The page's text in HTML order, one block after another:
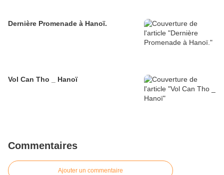
Dernière Promenade à Hanoï.
Vol Can Tho _ Hanoï
Commentaires
Ajouter un commentaire